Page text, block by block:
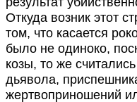
Откуда возник этот
том, что касается
было не одиноко,
козы, то же
дьявола,
жертвоприношений